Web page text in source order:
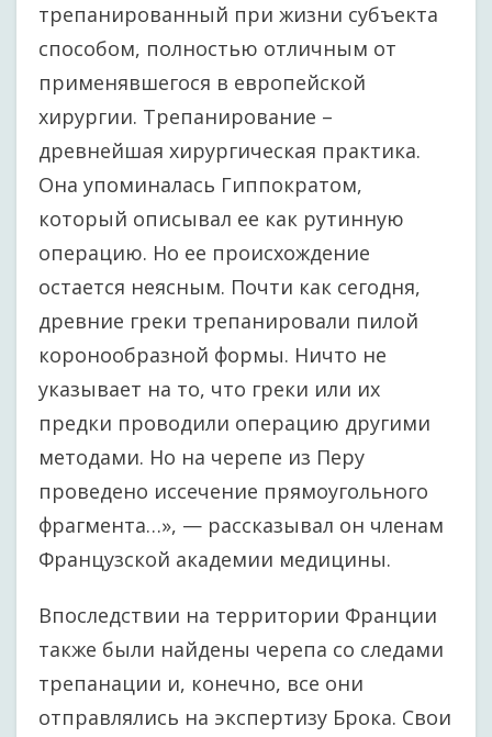
трепанированный при жизни субъекта
способом, полностью отличным от
применявшегося в европейской
хирургии. Трепанирование –
древнейшая хирургическая практика.
Она упоминалась Гиппократом,
который описывал ее как рутинную
операцию. Но ее происхождение
остается неясным. Почти как сегодня,
древние греки трепанировали пилой
коронообразной формы. Ничто не
указывает на то, что греки или их
предки проводили операцию другими
методами. Но на черепе из Перу
проведено иссечение прямоугольного
фрагмента…», — рассказывал он членам
Французской академии медицины.
Впоследствии на территории Франции
также были найдены черепа со следами
трепанации и, конечно, все они
отправлялись на экспертизу Брока. Свои